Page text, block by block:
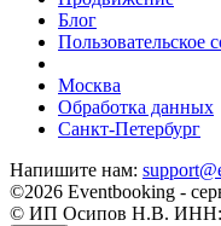
Блог
Пользовательское
Москва
Обработка данных
Санкт-Петербург
Напишите нам:
©2026 Eventbooking -
© ИП Осипов Н.В. ИНН: